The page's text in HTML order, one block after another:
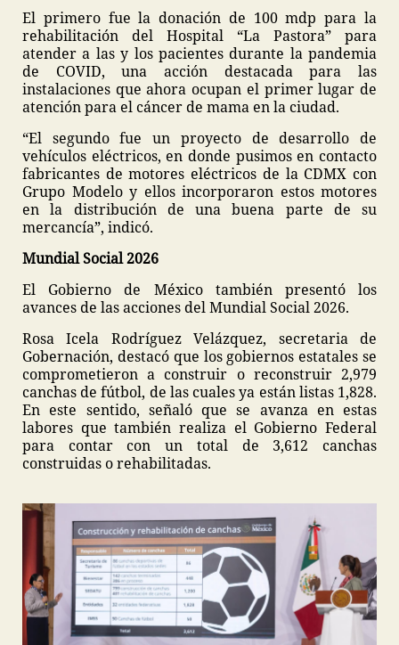
El primero fue la donación de 100 mdp para la
rehabilitación del Hospital “La Pastora” para
atender a las y los pacientes durante la pandemia
de COVID, una acción destacada para las
instalaciones que ahora ocupan el primer lugar de
atención para el cáncer de mama en la ciudad.
“El segundo fue un proyecto de desarrollo de
vehículos eléctricos, en donde pusimos en contacto
fabricantes de motores eléctricos de la CDMX con
Grupo Modelo y ellos incorporaron estos motores
en la distribución de una buena parte de su
mercancía”, indicó.
Mundial Social 2026
El Gobierno de México también presentó los
avances de las acciones del Mundial Social 2026.
Rosa Icela Rodríguez Velázquez, secretaria de
Gobernación, destacó que los gobiernos estatales se
comprometieron a construir o reconstruir 2,979
canchas de fútbol, de las cuales ya están listas 1,828.
En este sentido, señaló que se avanza en estas
labores que también realiza el Gobierno Federal
para contar con un total de 3,612 canchas
construidas o rehabilitadas.